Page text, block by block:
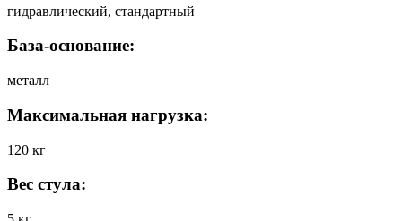
гидравлический, стандартный
База-основание:
металл
Максимальная нагрузка:
120 кг
Вес стула: